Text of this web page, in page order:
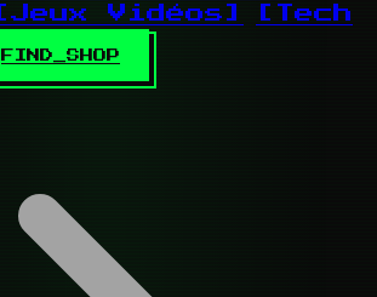
[Jeux Vidéos]
[Tech
FIND_SHOP